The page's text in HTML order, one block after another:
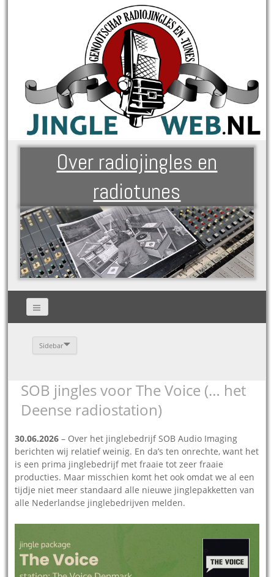
Over radiojingles en
radiotunes
Sidebar
SOB jingles voor The Voice (… het
Deense radiostation)
30.06.2026 – Over het jinglebedrijf SOB Audio Imaging
berichten wij relatief weinig. En da’s ten onrechte, want het
is een prima jinglebedrijf met fraaie tot zeer fraaie
producties. Maar misschien komt het ook omdat we al een
tijdje niet meer standaard alle nieuwe jinglepakketten van
alle Nederlandse jinglebedrijven melden.